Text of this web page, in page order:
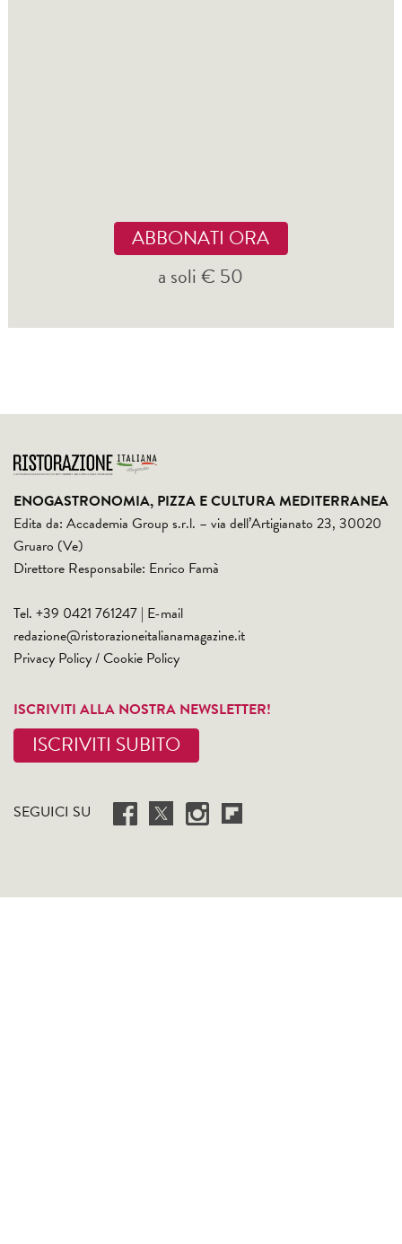
ABBONATI ORA
a soli € 50
ENOGASTRONOMIA, PIZZA E CULTURA MEDITERRANEA
Edita da: Accademia Group s.r.l. – via dell’Artigianato 23, 30020
Gruaro (Ve)
Direttore Responsabile: Enrico Famà
Tel. +39 0421 761247 | E-mail
redazione@ristorazioneitalianamagazine.it
Privacy Policy/Cookie Policy
ISCRIVITI ALLA NOSTRA NEWSLETTER!
ISCRIVITI SUBITO
SEGUICI SU